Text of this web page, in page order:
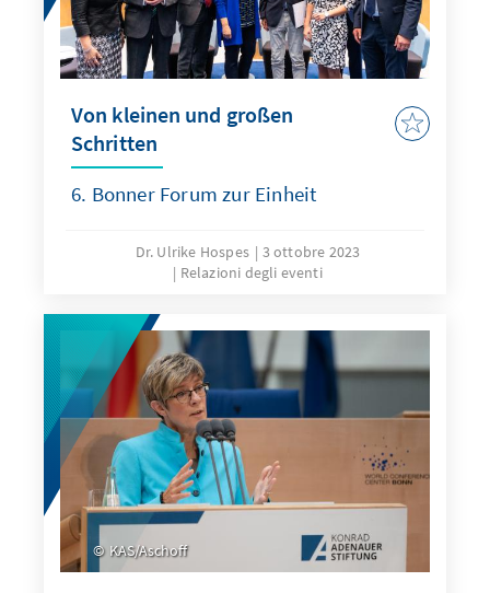
Von kleinen und großen
Schritten
6. Bonner Forum zur Einheit
Dr. Ulrike Hospes
3 ottobre 2023
Relazioni degli eventi
KAS/Aschoff